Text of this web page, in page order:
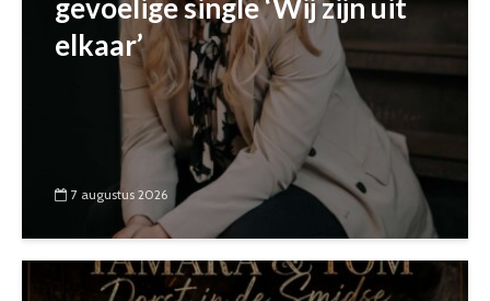
gevoelige single ‘Wij zijn uit
elkaar’
7 augustus 2026